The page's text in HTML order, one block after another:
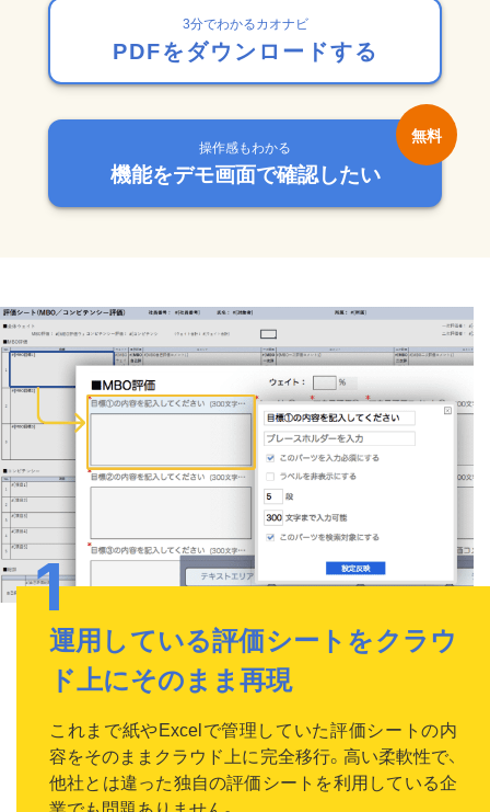
3分でわかるカオナビ
PDFをダウンロードする
操作感もわかる
機能をデモ画面で確認したい
運用している評価シートをクラウ
ド上にそのまま再現
これまで紙やExcelで管理していた評価シートの内
容をそのままクラウド上に完全移行。高い柔軟性で、
他社とは違った独自の評価シートを利用している企